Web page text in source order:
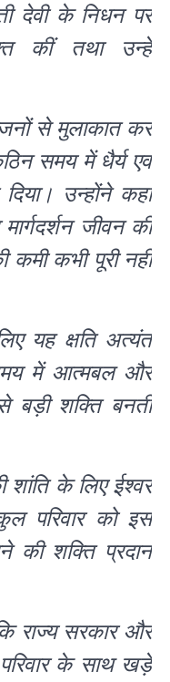
देवी के निधन पर
कीं तथा उन्हें
से मुलाकात कर
समय में धैर्य एवं
उन्होंने कहा
जीवन की
कमी कभी पूरी नहीं
यह क्षति अत्यंत
में आत्मबल और
बड़ी शक्ति बनती
शांति के लिए ईश्वर
परिवार को इस
की शक्ति प्रदान
राज्य सरकार और
के साथ खड़े